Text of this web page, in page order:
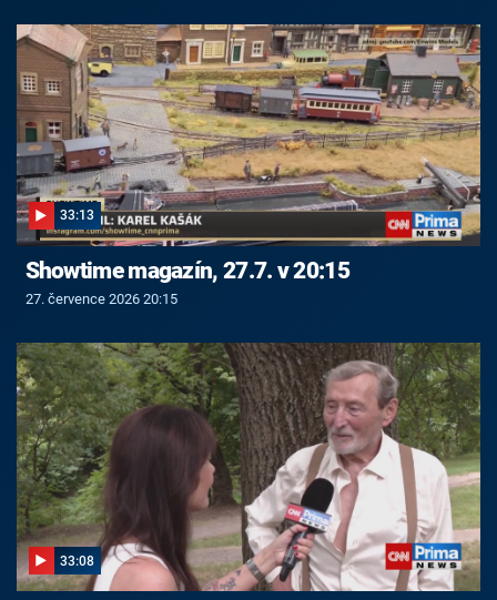
33:13
Showtime magazín, 27.7. v 20:15
27. července 2026 20:15
33:08